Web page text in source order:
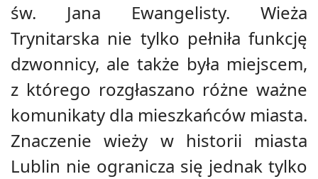
św. Jana Ewangelisty. Wieża
Trynitarska nie tylko pełniła funkcję
dzwonnicy, ale także była miejscem,
z którego rozgłaszano różne ważne
komunikaty dla mieszkańców miasta.
Znaczenie wieży w historii miasta
Lublin nie ogranicza się jednak tylko